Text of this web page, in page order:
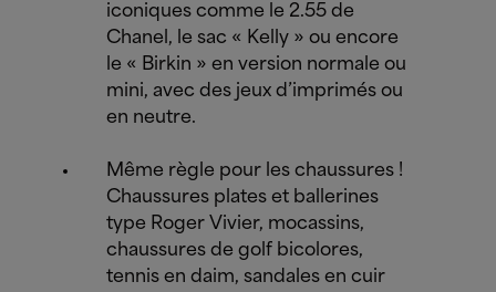
iconiques comme le 2.55 de
Chanel, le sac « Kelly » ou encore
le « Birkin » en version normale ou
mini, avec des jeux d’imprimés ou
en neutre.
Même règle pour les chaussures !
Chaussures plates et ballerines
type Roger Vivier, mocassins,
chaussures de golf bicolores,
tennis en daim, sandales en cuir